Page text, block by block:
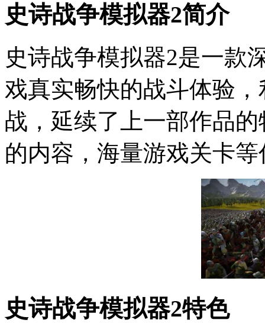
史诗战争模拟器2简介
史诗战争模拟器2是一款
戏真实畅快的战斗体验
战，延续了上一部作品
的内容，海量游戏关卡
史诗战争模拟器2特色